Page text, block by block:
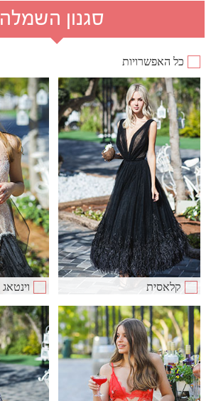
סגנון השמלה
כל האפשרויות
קלאסית וינטאג